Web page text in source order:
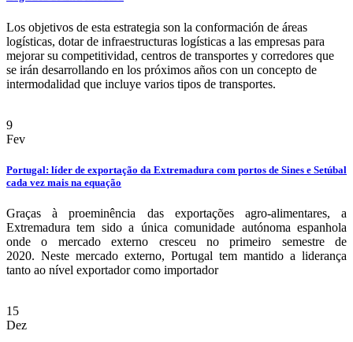
Los objetivos de esta estrategia son la conformación de áreas
logísticas, dotar de infraestructuras logísticas a las empresas para
mejorar su competitividad, centros de transportes y corredores que
se irán desarrollando en los próximos años con un concepto de
intermodalidad que incluye varios tipos de transportes.
9
Fev
Portugal: líder de exportação da Extremadura com portos de Sines e Setúbal
cada vez mais na equação
Graças à proeminência das exportações agro-alimentares, a
Extremadura tem sido a única comunidade autónoma espanhola
onde o mercado externo cresceu no primeiro semestre de
2020. Neste mercado externo, Portugal tem mantido a liderança
tanto ao nível exportador como importador
15
Dez